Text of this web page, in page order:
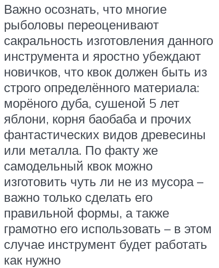
Важно осознать, что многие
рыболовы переоценивают
сакральность изготовления данного
инструмента и яростно убеждают
новичков, что квок должен быть из
строго определённого материала:
морёного дуба, сушеной 5 лет
яблони, корня баобаба и прочих
фантастических видов древесины
или металла. По факту же
самодельный квок можно
изготовить чуть ли не из мусора –
важно только сделать его
правильной формы, а также
грамотно его использовать – в этом
случае инструмент будет работать
как нужно